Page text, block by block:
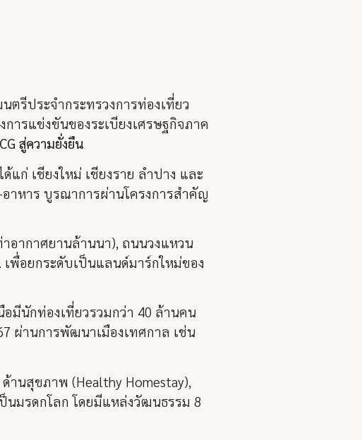
ตรีประจำกระทรวงการท่องเที่ยว
ารแข่งขันของระเบียงเศรษฐกิจภาค
สู่ความยั่งยืน
ก่ เชียงใหม่ เชียงราย ลำปาง และ
าหาร บูรณาการผ่านโครงการสำคัญ
อากาศยานล้านนา), ถนนวงแหวน
พื่อยกระดับเป็นแลนด์มาร์กใหม่ของ
มีนักท่องเที่ยวรวมกว่า 40 ล้านคน
ผ่านการพัฒนาเมืองเทศกาล เช่น
านสุขภาพ (Healthy Homestay),
นมรดกโลก โดยมีแหล่งวัฒนธรรม 8